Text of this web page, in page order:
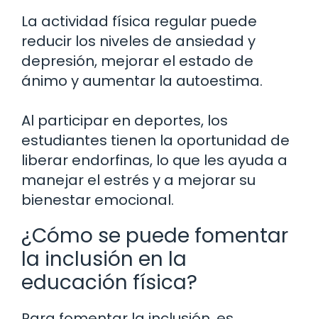
La actividad física regular puede
reducir los niveles de ansiedad y
depresión, mejorar el estado de
ánimo y aumentar la autoestima.
Al participar en deportes, los
estudiantes tienen la oportunidad de
liberar endorfinas, lo que les ayuda a
manejar el estrés y a mejorar su
bienestar emocional.
¿Cómo se puede fomentar
la inclusión en la
educación física?